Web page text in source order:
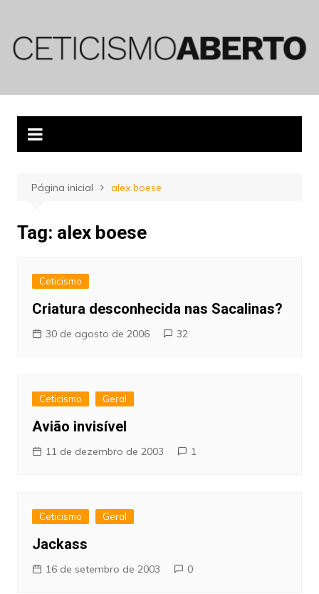
conteúdo
Página inicial alex boese
Tag: alex boese
Ceticismo
Criatura desconhecida nas Sacalinas?
30 de agosto de 2006 32
Ceticismo Geral
Avião invisível
11 de dezembro de 2003 1
Ceticismo Geral
Jackass
16 de setembro de 2003 0